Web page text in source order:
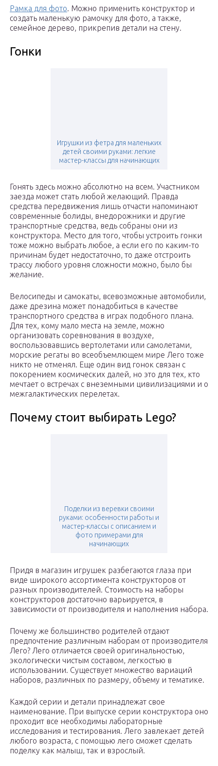
Рамка для фото. Можно применить конструктор и
создать маленькую рамочку для фото, а также,
семейное дерево, прикрепив детали на стену.
Гонки
Игрушки из фетра для маленьких
детей своими руками: легкие
мастер-классы для начинающих
Гонять здесь можно абсолютно на всем. Участником
заезда может стать любой желающий. Правда
средства передвижения лишь отчасти напоминают
современные болиды, внедорожники и другие
транспортные средства, ведь собраны они из
конструктора. Место для того, чтобы устроить гонки
тоже можно выбрать любое, а если его по каким-то
причинам будет недостаточно, то даже отстроить
трассу любого уровня сложности можно, было бы
желание.
Велосипеды и самокаты, всевозможные автомобили,
даже дрезина может понадобиться в качестве
транспортного средства в играх подобного плана.
Для тех, кому мало места на земле, можно
организовать соревнования в воздухе,
воспользовавшись вертолетами или самолетами,
морские регаты во всеобъемлющем мире Лего тоже
никто не отменял. Еще один вид гонок связан с
покорением космических далей, но это для тех, кто
мечтает о встречах с внеземными цивилизациями и о
межгалактических перелетах.
Почему стоит выбирать Lego?
Поделки из веревки своими
руками: особенности работы и
мастер-классы с описанием и
фото примерами для
начинающих
Придя в магазин игрушек разбегаются глаза при
виде широкого ассортимента конструкторов от
разных производителей. Стоимость на наборы
конструкторов достаточно варьируется, в
зависимости от производителя и наполнения набора.
Почему же большинство родителей отдают
предпочтение различным наборам от производителя
Лего? Лего отличается своей оригинальностью,
экологически чистым составом, легкостью в
использовании. Существует множество вариаций
наборов, различных по размеру, объему и тематике.
Каждой серии и детали принадлежат свое
наименование. При выпуске серии конструктора оно
проходит все необходимы лабораторные
исследования и тестирования. Лего завлекает детей
любого возраста, с помощью лего сможет сделать
поделку как малыш, так и взрослый.